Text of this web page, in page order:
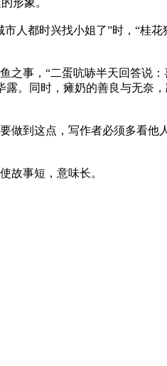
形象。
人都时兴找小姐了”时，“桂
事，“二蛋吭哧半天回答说
露。同时，瘫奶的善良与无奈
到这点，写作者必须多看他
故事短，意味长。